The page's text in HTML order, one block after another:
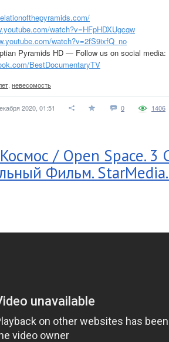
watch?v=HFpHDXUgcqw
watch?v=2fS9ixfQ_no
Pyramids HD — Follow us on social media:
BestDocumentaryTV
невесомость
2020, 01:51 0 1406
/ Open Space. 3
Фильм.